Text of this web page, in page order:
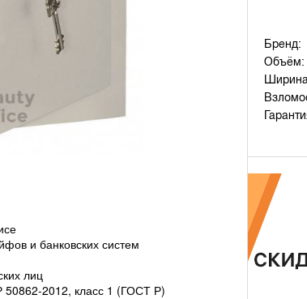
Бренд:
Объём:
и банковских систем
лиц
50862-2012, класс 1 (ГОСТ Р)